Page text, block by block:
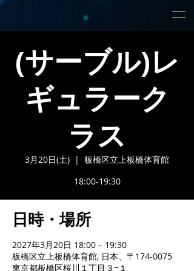
(サーブル)レ
ギュラーク
ラス
3月20日(土)
  |
板橋区立上板橋体育館
18:00-19:30
日時・場所
2027年3月20日 18:00 – 19:30
板橋区立上板橋体育館, 日本、〒174-0075
東京都板橋区桜川１丁目３−１